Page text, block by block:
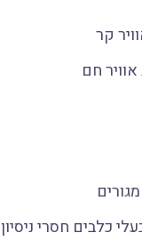
קר
חם
כלבים חסרי ניסיון